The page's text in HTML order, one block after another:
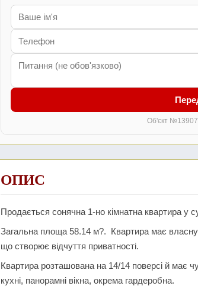
Об'єкт №13907
ОПИС
Продається сонячна 1-но кімнатна квартира у
Загальна площа 58.14 м?. Квартира має
що створює відчуття приватності.
Квартира розташована на 14/14 поверсі й має
кухні, панорамні вікна, окрема гардеробна.